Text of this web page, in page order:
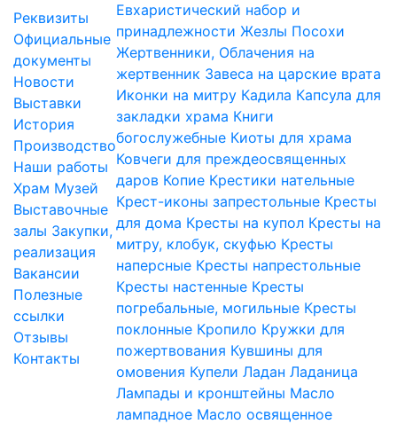
Реквизиты
Официальные
документы
Новости
Выставки
История
Производство
Наши работы
Храм Музей
Выставочные
залы Закупки,
реализация
Вакансии
Полезные
ссылки
Отзывы
Контакты
Евхаристический набор и
принадлежности Жезлы Посохи
Жертвенники, Облачения на
жертвенник Завеса на царские врата
Иконки на митру Кадила Капсула для
закладки храма Книги
богослужебные Киоты для храма
Ковчеги для преждеосвященных
даров Копие Крестики нательные
Крест-иконы запрестольные Кресты
для дома Кресты на купол Кресты на
митру, клобук, скуфью Кресты
наперсные Кресты напрестольные
Кресты настенные Кресты
погребальные, могильные Кресты
поклонные Кропило Кружки для
пожертвования Кувшины для
омовения Купели Ладан Ладаница
Лампады и кронштейны Масло
лампадное Масло освященное